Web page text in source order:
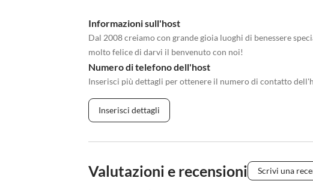
Informazioni sull'host
Dal 2008 creiamo con grande gioia luoghi di benessere
molto felice di darvi il benvenuto con noi!
Numero di telefono dell'host
Inserisci più dettagli per ottenere il numero di contatto
Inserisci dettagli
Valutazioni e recensioni Scrivi una